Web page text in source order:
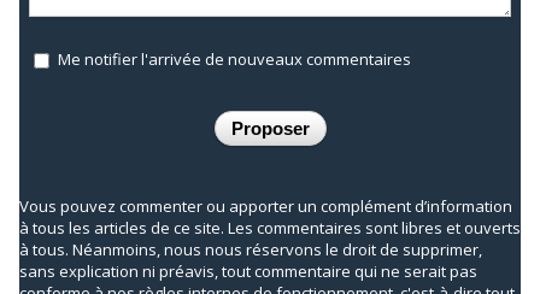
Me notifier l'arrivée de nouveaux commentaires
Vous pouvez commenter ou apporter un complément d’information
à tous les articles de ce site. Les commentaires sont libres et ouverts
à tous. Néanmoins, nous nous réservons le droit de supprimer,
sans explication ni préavis, tout commentaire qui ne serait pas